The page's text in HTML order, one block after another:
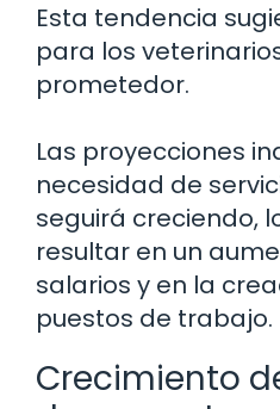
Esta tendencia
para los
prometedor.
Las proyecciones
necesidad de
seguirá creciendo,
resultar en un
salarios y en la
puestos de trabajo.
Crecimiento